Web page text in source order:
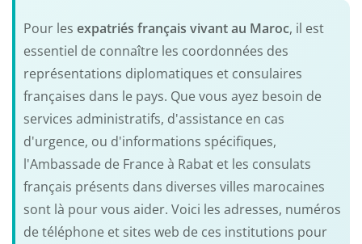
Pour les expatriés français vivant au Maroc, il est
essentiel de connaître les coordonnées des
représentations diplomatiques et consulaires
françaises dans le pays. Que vous ayez besoin de
services administratifs, d'assistance en cas
d'urgence, ou d'informations spécifiques,
l'Ambassade de France à Rabat et les consulats
français présents dans diverses villes marocaines
sont là pour vous aider. Voici les adresses, numéros
de téléphone et sites web de ces institutions pour